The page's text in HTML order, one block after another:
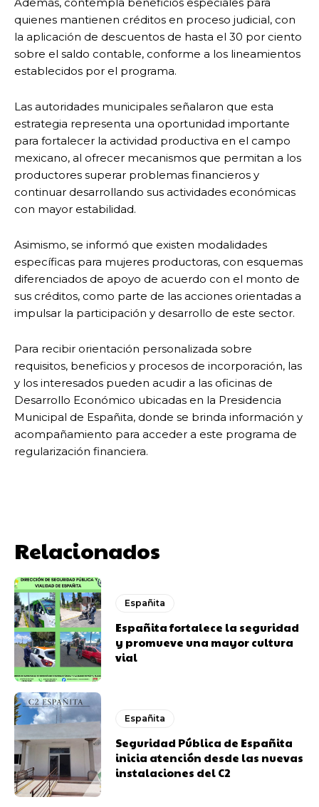
Además, contempla beneficios especiales para
quienes mantienen créditos en proceso judicial, con
la aplicación de descuentos de hasta el 30 por ciento
sobre el saldo contable, conforme a los lineamientos
establecidos por el programa.
Las autoridades municipales señalaron que esta
estrategia representa una oportunidad importante
para fortalecer la actividad productiva en el campo
mexicano, al ofrecer mecanismos que permitan a los
productores superar problemas financieros y
continuar desarrollando sus actividades económicas
con mayor estabilidad.
Asimismo, se informó que existen modalidades
específicas para mujeres productoras, con esquemas
diferenciados de apoyo de acuerdo con el monto de
sus créditos, como parte de las acciones orientadas a
impulsar la participación y desarrollo de este sector.
Para recibir orientación personalizada sobre
requisitos, beneficios y procesos de incorporación, las
y los interesados pueden acudir a las oficinas de
Desarrollo Económico ubicadas en la Presidencia
Municipal de Españita, donde se brinda información y
acompañamiento para acceder a este programa de
regularización financiera.
Relacionados
Españita
Españita fortalece la seguridad
y promueve una mayor cultura
vial
Españita
Seguridad Pública de Españita
inicia atención desde las nuevas
instalaciones del C2